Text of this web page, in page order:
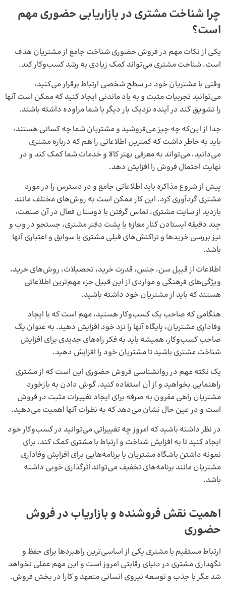
چرا شناخت مشتری در بازاریابی حضوری مهم
است؟
یکی از نکات مهم در فروش حضوری شناخت جامع از مشتریان هدف
است. شناخت مشتری می‌تواند کمک زیادی به رشد کسب‌وکار کند.
وقتی با مشتریان خود در سطح شخصی ارتباط برقرار می‌کنید،
می‌توانید تجربیات مثبت و به یاد ماندنی ایجاد کنید که ممکن است آنها
را تشویق کند در آینده نزدیک بار دیگر با شما مراوده داشته باشند.
جدا از این‌که چه چیز می‌فروشید و مشتریان شما چه کسانی هستند،
باید به خاطر داشت که کمترین اطلاعاتی را هم که درباره مشتری
می‌دانید، می‌تواند به معرفی بهتر کالا و خدمات شما کمک کند و در
نهایت احتمال فروش را افزایش دهد.
پیش از شروع مذاکره باید اطلاعاتی جامع و در دسترس را در مورد
مشتری گردآوری کرد. این کار ممکن است به روش‌های مختلف مانند
بازدید از سایت مشتری، تماس گرفتن با دوستان فعال در آن صنعت،
چند دقیقه ایستادن کنار مغازه یا پشت دفتر مشتری، جستجو در وب و
نیز بررسی خریدها و تراکنش‌های قبلی مشتری یا سوابق و اعتباری آنها
باشد.
اطلاعات از قبیل سن، جنس، قدرت خرید، تحصیلات، روش‌های خرید،
ویژگی‌های فرهنگی و مواردی از این قبیل جزء مهم‌ترین اطلاعاتی
هستند که باید از مشتریان خود داشته باشید.
هنگامی که صاحب یک کسب‌وکار هستید، مهم است که با ایجاد
وفاداری مشتریان، پایگاه آنها را نزد خود افزایش دهید. به عنوان یک
صاحب کسب‌وکار، همیشه باید به فکر راه‌های جدیدی برای افزایش
شناخت مشتری باشید تا مشتریان خود را افزایش دهید.
یک نکته مهم در روانشناسی فروش حضوری این است که از مشتری
راهنمایی بخواهید و از آن استفاده کنید. گوش دادن به بازخورد
مشتریان راهی مقرون به صرفه برای ایجاد تغییرات مثبت در فروش
است و در عین حال نشان می‌دهد که به نظرات آنها اهمیت می­‌دهید.
در نظر داشته باشید که امروز چه تغییراتی می‌توانید در کسب‌و‌کار خود
ایجاد کنید تا به افزایش شناخت و ارتباط با مشتری کمک کند. برای
نمونه داشتن باشگاه مشتریان یا برنامه‌هایی برای افزایش وفاداری
مشتریان مانند برنامه‌های تخفیف می‌تواند اثرگذاری خوبی داشته
باشد.
اهمیت نقش فروشنده و بازاریاب در فروش
حضوری
ارتباط مستقیم با مشتری یکی از اساسی‌ترین راهبردها برای حفظ و
نگهداری مشتری در دنیای رقابتی امروز است و این مهم عملی نخواهد
شد مگر با جذب و توسعه نیروی انسانی متعهد و کارا در بخش فروش.